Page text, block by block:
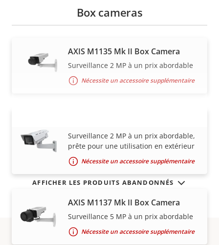
VOIR PLUS
Box cameras
AXIS M1135 Mk II Box Camera
Surveillance 2 MP à un prix abordable
Nécessite un accessoire supplémentaire
Surveillance 2 MP à un prix abordable,
prête pour une utilisation en extérieur
Nécessite un accessoire supplémentaire
AXIS M1137 Mk II Box Camera
Surveillance 5 MP à un prix abordable
Nécessite un accessoire supplémentaire
AFFICHER LES PRODUITS ABANDONNÉS